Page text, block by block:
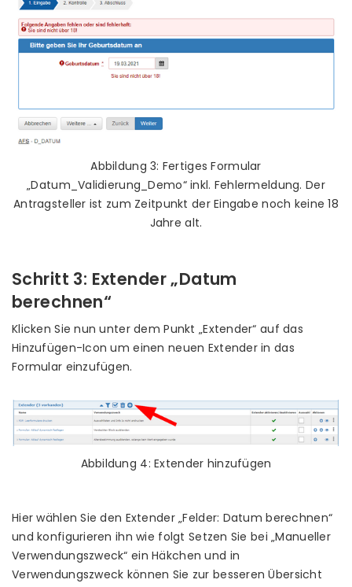
Abbildung 3: Fertiges Formular
„Datum_Validierung_Demo“ inkl. Fehlermeldung. Der
Antragsteller ist zum Zeitpunkt der Eingabe noch keine 18
Jahre alt.
Schritt 3: Extender „Datum
berechnen“
Klicken Sie nun unter dem Punkt „Extender“ auf das
Hinzufügen-Icon um einen neuen Extender in das
Formular einzufügen.
Abbildung 4: Extender hinzufügen
Hier wählen Sie den Extender „Felder: Datum berechnen“
und konfigurieren ihn wie folgt Setzen Sie bei „Manueller
Verwendungszweck“ ein Häkchen und in
Verwendungszweck können Sie zur besseren Übersicht